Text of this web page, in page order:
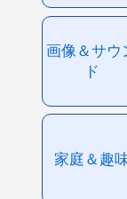
画像＆サウ
ド
家庭＆趣